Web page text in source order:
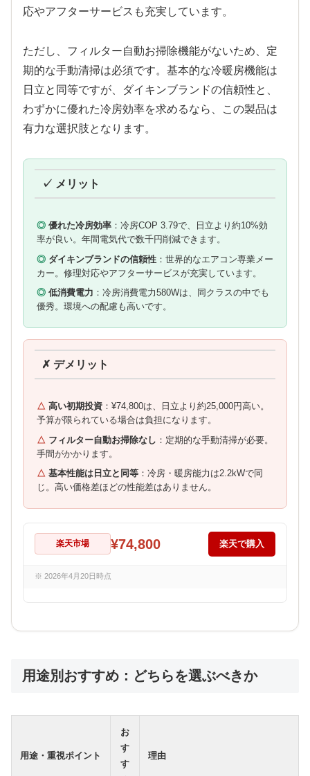
応やアフターサービスも充実しています。
ただし、フィルター自動お掃除機能がないため、定
期的な手動清掃は必須です。基本的な冷暖房機能は
日立と同等ですが、ダイキンブランドの信頼性と、
わずかに優れた冷房効率を求めるなら、この製品は
有力な選択肢となります。
✓ メリット
優れた冷房効率：冷房COP 3.79で、日立より約10%効
率が良い。年間電気代で数千円削減できます。
ダイキンブランドの信頼性：世界的なエアコン専業メー
カー。修理対応やアフターサービスが充実しています。
低消費電力 ：冷房消費電力580Wは、同クラスの中でも
優秀。環境への配慮も高いです。
✗ デメリット
高い初期投資：¥74,800は、日立より約25,000円高い。
予算が限られている場合は負担になります。
フィルター自動お掃除なし ：定期的な手動清掃が必要。
手間がかかります。
基本性能は日立と同等：冷房・暖房能力は2.2kWで同
じ。高い価格差ほどの性能差はありません。
楽天市場 ¥74,800 楽天で購入
※ 2026年4月20日時点
用途別おすすめ：どちらを選ぶべきか
用途・重視ポイント
お
す
す
理由